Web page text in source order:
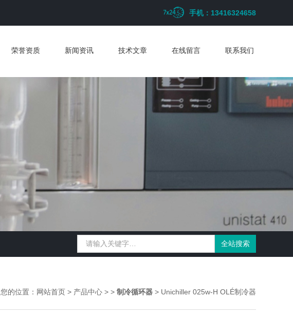
手机：13416324658
荣誉资质 新闻资讯 技术文章 在线留言 联系我们
您的位置： 网站首页 > 产品中心 > > 制冷循环器 > Unichiller 025w-H OLÉ制冷器